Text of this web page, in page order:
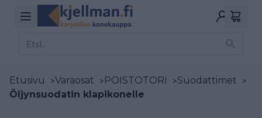
Etusivu >Varaosat >POISTOTORI >Suodattimet >
Öljynsuodatin klapikonelle